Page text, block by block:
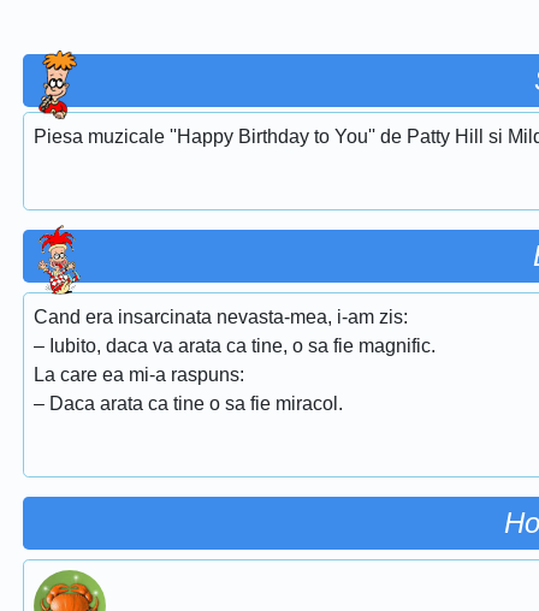
Piesa muzicale ''Happy Birthday to You'' de Patty Hill si
Cand era insarcinata nevasta-mea, i-am zis:
– Iubito, daca va arata ca tine, o sa fie magnific.
La care ea mi-a raspuns:
– Daca arata ca tine o sa fie miracol.